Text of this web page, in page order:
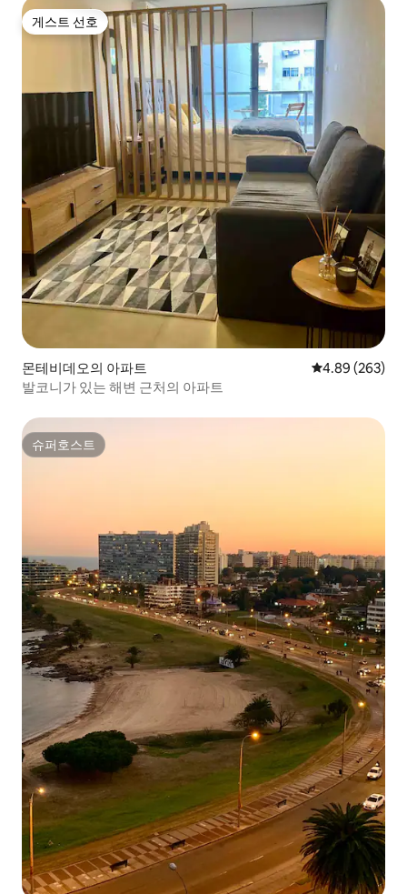
게스트 선호
게스트 선호
몬테비데오의 아파트 평점 4.89점(5
4.89 (263)
발코니가 있는 해변 근처의 아파트
슈퍼호스트
슈퍼호스트